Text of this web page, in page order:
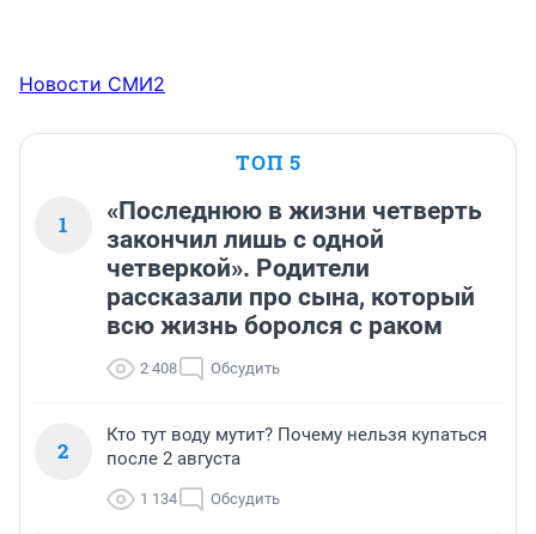
Новости СМИ2
ТОП 5
1
«Последнюю в жизни четверть
закончил лишь с одной
четверкой». Родители
рассказали про сына, который
всю жизнь боролся с раком
2 408 Обсудить
2
Кто тут воду мутит? Почему нельзя купаться
после 2 августа
1 134 Обсудить